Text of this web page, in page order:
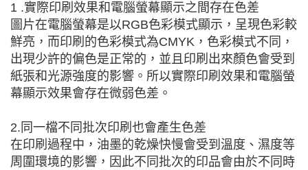
1 .實際印刷效果和電腦螢幕顯示之間存在色差
圖片在電腦螢幕是以RGB色彩模式顯示，呈現色彩較
鮮亮，而印刷的色彩模式為CMYK，色彩模式不同，
出現少許的偏色是正常的，並且印刷出來顏色會受到
紙張和光源強度的影響。所以實際印刷效果和電腦螢
幕顯示效果會存在微弱色差。
2.同一檔不同批次印刷也會產生色差
在印刷過程中，油墨的乾燥快慢會受到溫度、濕度等
周圍環境的影響，因此不同批次的印品會由於不同時